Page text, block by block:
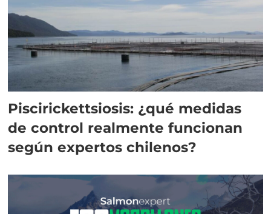
Piscirickettsiosis: ¿qué medidas
de control realmente funcionan
según expertos chilenos?